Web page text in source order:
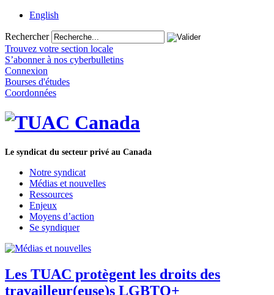
English
Rechercher
Trouvez votre section locale
S’abonner à nos cyberbulletins
Connexion
Bourses d'études
Coordonnées
Le syndicat du secteur privé au Canada
Notre syndicat
Médias et nouvelles
Ressources
Enjeux
Moyens d’action
Se syndiquer
Les TUAC protègent les droits des
travailleur(euse)s LGBTQ+